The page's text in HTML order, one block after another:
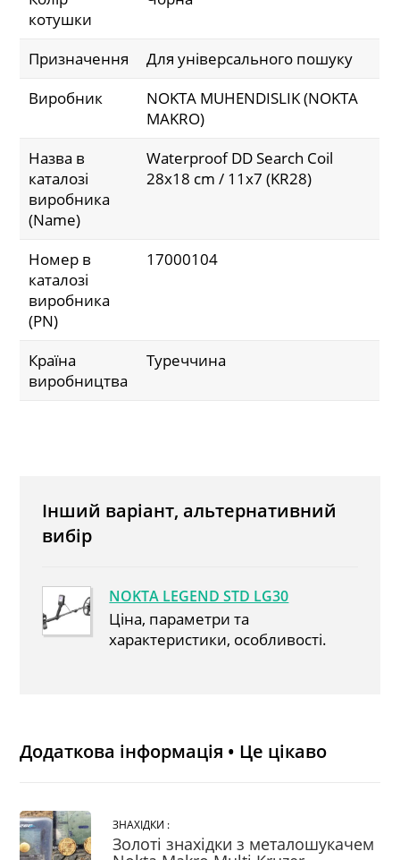
котушки
Призначення
Для універсального пошуку
Виробник
NOKTA MUHENDISLIK (NOKTA
MAKRO)
Назва в
каталозі
виробника
(Name)
Waterproof DD Search Coil
28x18 cm / 11x7 (KR28)
Номер в
каталозі
виробника
(PN)
17000104
Країна
виробництва
Туреччина
Інший варіант, альтернативний
вибір
NOKTA LEGEND STD LG30
Ціна, параметри та
характеристики, особливості.
Додаткова інформація • Це цікаво
ЗНАХІДКИ :
Золоті знахідки з металошукачем